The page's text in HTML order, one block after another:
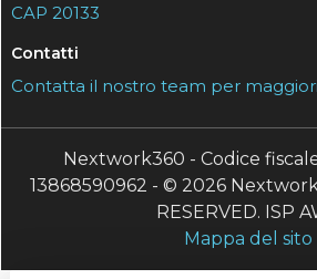
CAP 20133
Contatti
Contatta il nostro team per
Nextwork360 - Codice
13868590962 - © 2026
RESERVED. ISP
Mappa del sito